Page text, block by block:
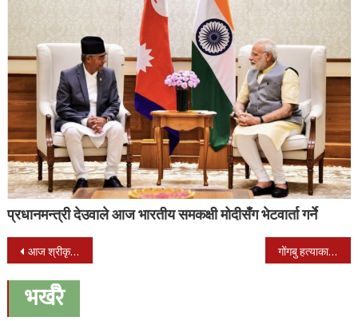
प्रधानमन्त्री देउवाले आज भारतीय समकक्षी मोदीसँग भेटवार्ता गर्ने
Post
navigation
आज श्रीकृष्ण जन्माष्टमी पर्व मनाईदै गोंगबु हत्याकाण्डमा संलग्न महिलाको बयान: ‘बोहोराले नक्कली फेसबुक बनाएर निर्वस्त्र तस्वीर राखिदिंन्थे’
भर्खरै